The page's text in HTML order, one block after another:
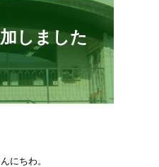
しました
にちわ。